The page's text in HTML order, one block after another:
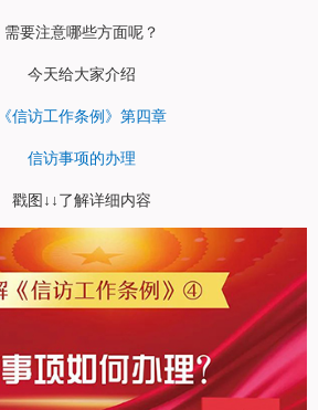
需要注意哪些方面呢？
今天给大家介绍
《信访工作条例》第四章
信访事项的办理
戳图↓↓了解详细内容